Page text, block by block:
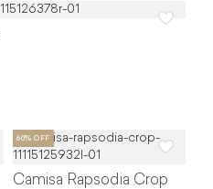
Camisa Rapsodia Crop